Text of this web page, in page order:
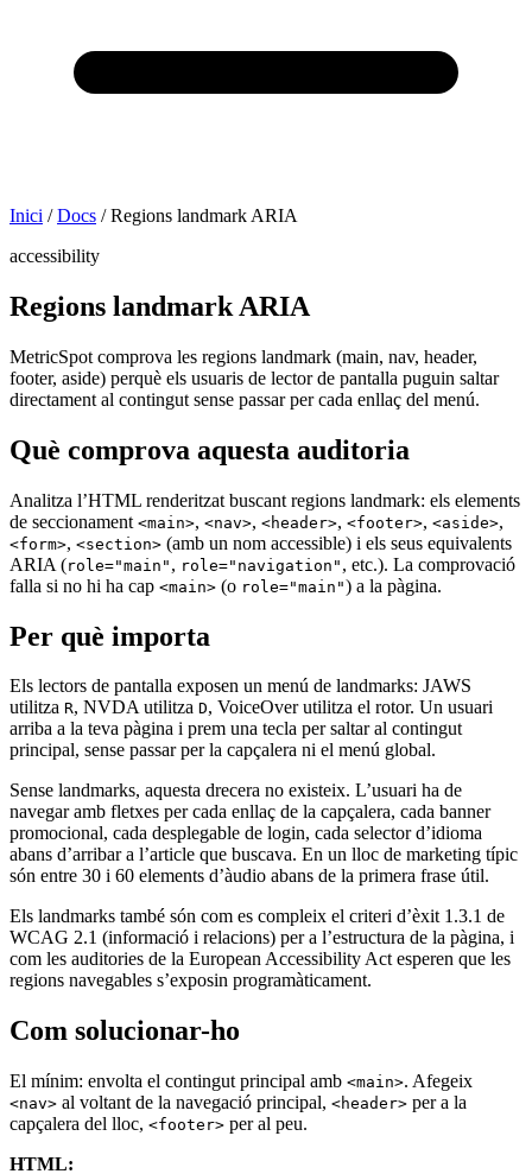
Inici / Docs / Regions landmark ARIA
accessibility
Regions landmark ARIA
MetricSpot comprova les regions landmark (main, nav, header,
footer, aside) perquè els usuaris de lector de pantalla puguin saltar
directament al contingut sense passar per cada enllaç del menú.
Què comprova aquesta auditoria
Analitza l’HTML renderitzat buscant regions landmark: els elements
de seccionament <main>, <nav>, <header>, <footer>, <aside>,
<form>, <section> (amb un nom accessible) i els seus equivalents
ARIA (role="main" , role="navigation" , etc.). La comprovació
falla si no hi ha cap <main> (o role="main") a la pàgina.
Per què importa
Els lectors de pantalla exposen un menú de landmarks: JAWS
utilitza R, NVDA utilitza D, VoiceOver utilitza el rotor. Un usuari
arriba a la teva pàgina i prem una tecla per saltar al contingut
principal, sense passar per la capçalera ni el menú global.
Sense landmarks, aquesta drecera no existeix. L’usuari ha de
navegar amb fletxes per cada enllaç de la capçalera, cada banner
promocional, cada desplegable de login, cada selector d’idioma
abans d’arribar a l’article que buscava. En un lloc de marketing típic
són entre 30 i 60 elements d’àudio abans de la primera frase útil.
Els landmarks també són com es compleix el criteri d’èxit 1.3.1 de
WCAG 2.1 (informació i relacions) per a l’estructura de la pàgina, i
com les auditories de la European Accessibility Act esperen que les
regions navegables s’exposin programàticament.
Com solucionar-ho
El mínim: envolta el contingut principal amb <main>. Afegeix
<nav> al voltant de la navegació principal, <header> per a la
capçalera del lloc, <footer> per al peu.
HTML: